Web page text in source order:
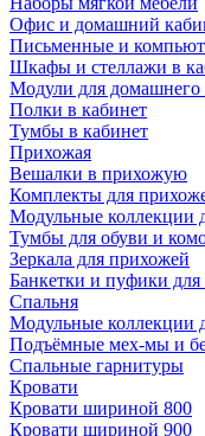
Офис и домашний
Письменные и
Шкафы и стеллажи в
Модули для домашнего
Полки в кабинет
Тумбы в кабинет
Прихожая
Вешалки в прихожую
Комплекты для
Модульные коллекции
Тумбы для обуви и
Зеркала для прихожей
Банкетки и пуфики
Спальня
Модульные коллекции
Подъёмные мех-мы и
Спальные гарнитуры
Кровати
Кровати шириной 800
Кровати шириной 900